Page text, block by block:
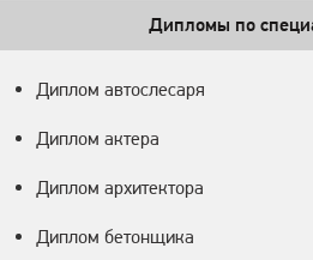
Дипломы по
Диплом автослесаря
Диплом актера
Диплом архитектора
Диплом бетонщика